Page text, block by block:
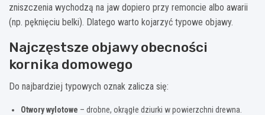
zniszczenia wychodzą na jaw dopiero przy remoncie albo awarii
(np. pęknięciu belki). Dlatego warto kojarzyć typowe objawy.
Najczęstsze objawy obecności
kornika domowego
Do najbardziej typowych oznak zalicza się:
Otwory wylotowe – drobne, okrągłe dziurki w powierzchni drewna.